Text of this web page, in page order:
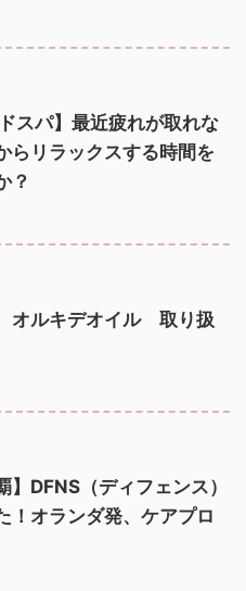
ドスパ】最近疲れが取れな
らリラックスする時間を
？
オルキデオイル 取り扱
】DFNS（ディフェンス）
！オランダ発、ケアプロ